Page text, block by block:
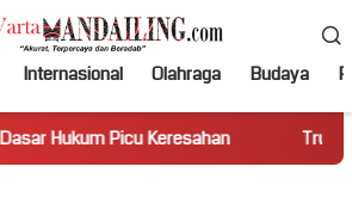
Internasional Olahraga Budaya
Keresahan Truk Miring Hambat